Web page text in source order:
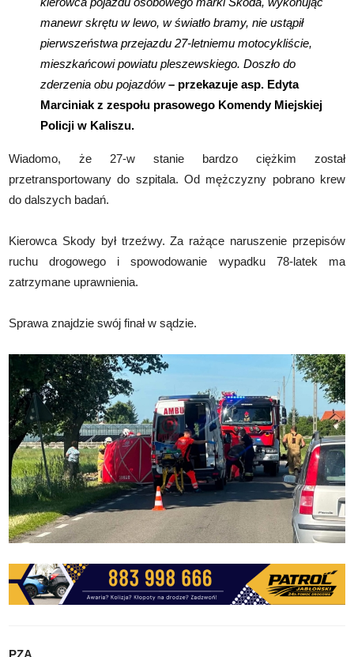
manewr skrętu w lewo, w światło bramy, nie ustąpił
pierwszeństwa przejazdu 27-letniemu motocykliście,
mieszkańcowi powiatu pleszewskiego. Doszło do
zderzenia obu pojazdów – przekazuje asp. Edyta
Marciniak z zespołu prasowego Komendy Miejskiej
Policji w Kaliszu.
Wiadomo, że 27-w stanie bardzo ciężkim został
przetransportowany do szpitala. Od mężczyzny pobrano krew
do dalszych badań.
Kierowca Skody był trzeźwy. Za rażące naruszenie przepisów
ruchu drogowego i spowodowanie wypadku 78-latek ma
zatrzymane uprawnienia.
Sprawa znajdzie swój finał w sądzie.
PZA